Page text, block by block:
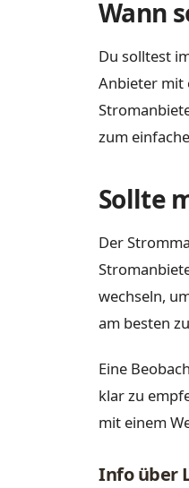
Wann
Du solltest
Anbieter mit
zum
Sollte
Der
wechseln,
am besten
Eine
klar zu
mit einem
Info über